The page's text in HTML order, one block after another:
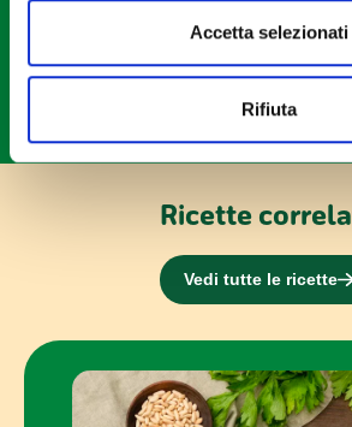
modificare o ritirare il tuo consenso in
dalla Dichiarazione sui cookie.
annunci, per fornire funzionalità dei
analizzare il nostro traffico.
nostri partner che si occupano di
con altre informazioni che hai fornito
raccolto dal tuo utilizzo dei loro servizi.
Accetta selezionati
Rifiuta
Ricette
Vedi tutte le ricette